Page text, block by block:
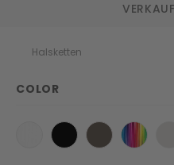
VERKAUF
Halsketten
COLOR